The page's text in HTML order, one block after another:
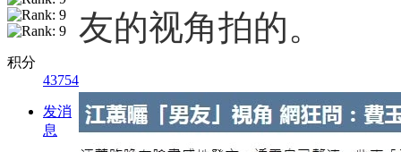
积分
43754
发消
息
友的视角拍的。